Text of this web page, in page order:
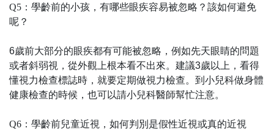
Q5：學齡前的小孩，有哪些眼疾容易被忽略？該如何避免
呢？
6歲前大部分的眼疾都有可能被忽略，例如先天眼睛的問題
或者斜弱視，從外觀上根本看不出來。建議3歲以上，看得
懂視力檢查標誌時，就要定期做視力檢查。到小兒科做身體
健康檢查的時候，也可以請小兒科醫師幫忙注意。
Q6：學齡前兒童近視，如何判別是假性近視或真的近視